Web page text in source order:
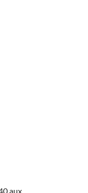
aux